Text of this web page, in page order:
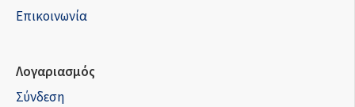
Επικοινωνία
Λογαριασμός
Σύνδεση